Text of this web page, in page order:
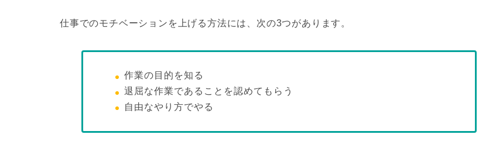
仕事でのモチベーションを上げる方法には、次の3つがあります。
作業の目的を知る
退屈な作業であることを認めてもらう
自由なやり方でやる